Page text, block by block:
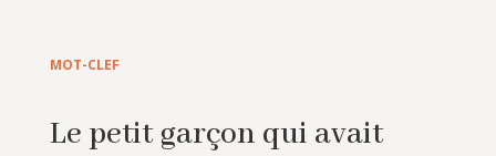
MOT-CLEF
Le petit garçon qui avait